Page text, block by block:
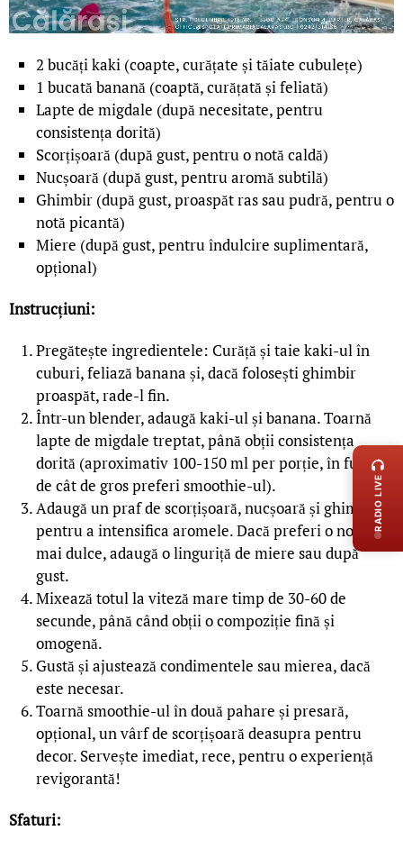
2 bucăți kaki (coapte, curățate și tăiate cubulețe)
1 bucată banană (coaptă, curățată și feliată)
Lapte de migdale (după necesitate, pentru
consistența dorită)
Scorțișoară (după gust, pentru o notă caldă)
Nucșoară (după gust, pentru aromă subtilă)
Ghimbir (după gust, proaspăt ras sau pudră, pentru o
notă picantă)
Miere (după gust, pentru îndulcire suplimentară,
opțional)
Instrucțiuni:
Pregătește ingredientele: Curăță și taie kaki-ul în
cuburi, feliază banana și, dacă folosești ghimbir
proaspăt, rade-l fin.
Într-un blender, adaugă kaki-ul și banana. Toarnă
lapte de migdale treptat, până obții consistența
dorită (aproximativ 100-150 ml per porție, în funcție
de cât de gros preferi smoothie-ul).
Adaugă un praf de scorțișoară, nucșoară și ghimbir
pentru a intensifica aromele. Dacă preferi o notă
mai dulce, adaugă o linguriță de miere sau după
gust.
Mixează totul la viteză mare timp de 30-60 de
secunde, până când obții o compoziție fină și
omogenă.
Gustă și ajustează condimentele sau mierea, dacă
este necesar.
Toarnă smoothie-ul în două pahare și presară,
opțional, un vârf de scorțișoară deasupra pentru
decor. Servește imediat, rece, pentru o experiență
revigorantă!
Sfaturi:
RADIO LIVE